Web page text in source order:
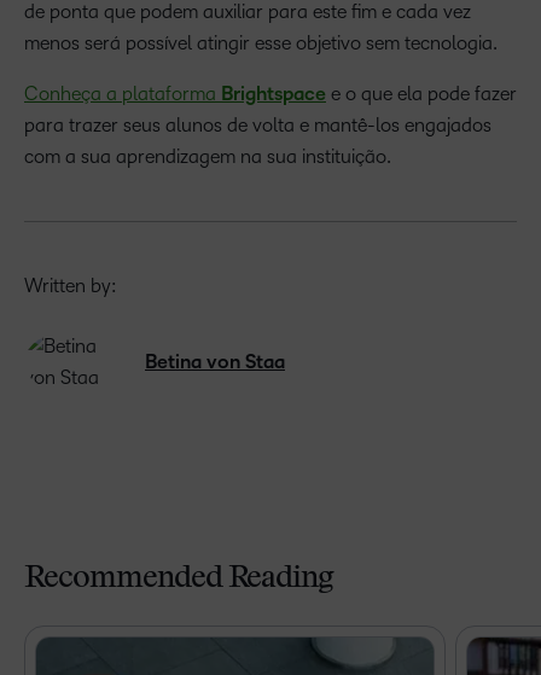
de ponta que podem auxiliar para este fim e cada vez
menos será possível atingir esse objetivo sem tecnologia.
Conheça a plataforma Brightspace e o que ela pode fazer
para trazer seus alunos de volta e mantê-los engajados
com a sua aprendizagem na sua instituição.
Written by:
Betina von Staa
Recommended Reading